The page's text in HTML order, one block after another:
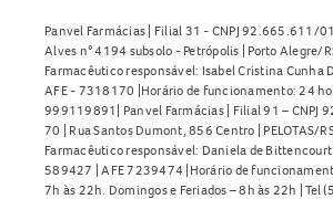
Panvel Farmácias | Filial 31 - CNPJ 92.665.611/
Alves n° 4194 subsolo - Petrópolis | Porto Alegre/
Farmacêutico responsável: Isabel Cristina Cunha
AFE - 7318170 |Horário de funcionamento: 24
999119891| Panvel Farmácias | Filial 91 –
70 | Rua Santos Dumont, 856 Centro | PELOTAS/
Farmacêutico responsável: Daniela de Bittencourt
589427 | AFE 7239474 |Horário de
7h às 22h. Domingos e Feriados – 8h às 22h | Tel